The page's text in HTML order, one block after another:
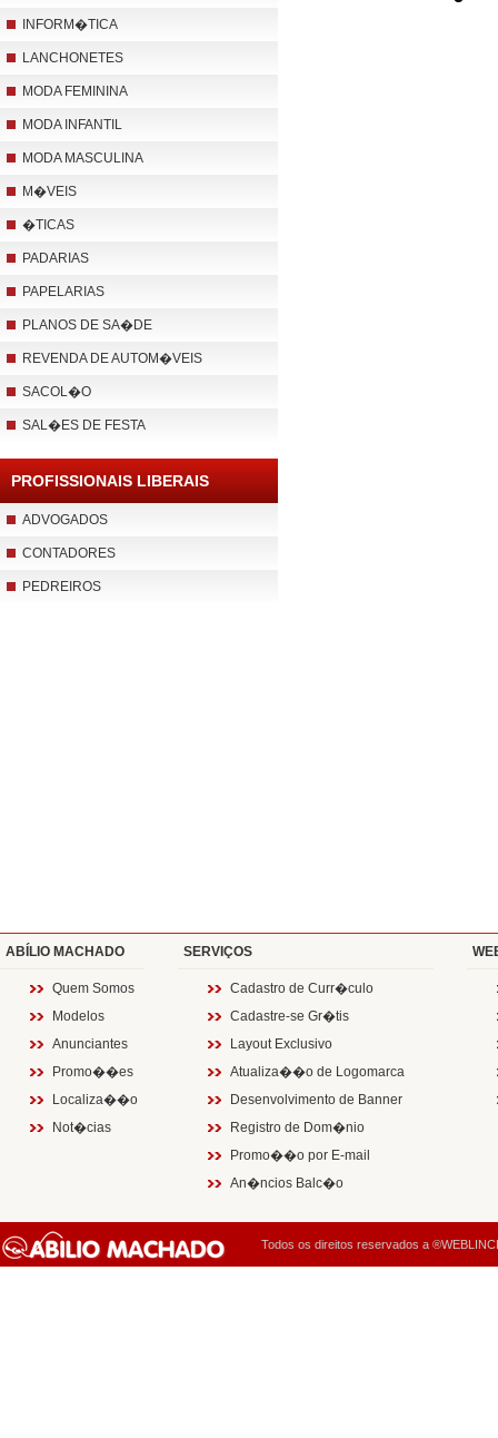
INFORM�TICA
LANCHONETES
MODA FEMININA
MODA INFANTIL
MODA MASCULINA
M�VEIS
�TICAS
PADARIAS
PAPELARIAS
PLANOS DE SA�DE
REVENDA DE AUTOM�VEIS
SACOL�O
SAL�ES DE FESTA
PROFISSIONAIS LIBERAIS
ADVOGADOS
CONTADORES
PEDREIROS
ABÍLIO MACHADO
Quem Somos
Modelos
Anunciantes
Promo��es
Localiza��o
Not�cias
SERVIÇOS
Cadastro de Curr�culo
Cadastre-se Gr�tis
Layout Exclusivo
Atualiza��o de Logomarca
Desenvolvimento de Banner
Registro de Dom�nio
Promo��o por E-mail
An�ncios Balc�o
Todos os direitos reservados a